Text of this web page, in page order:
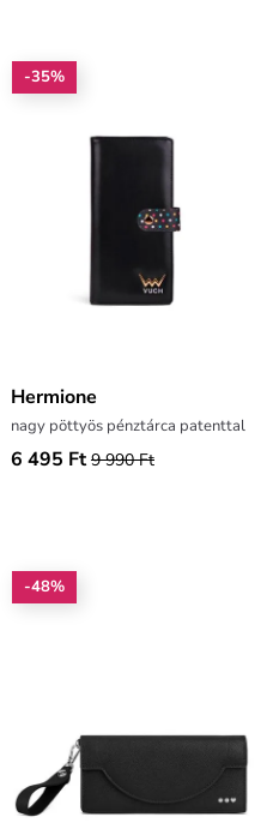
-35%
Hermione
nagy pöttyös pénztárca patenttal
6 495 Ft 9 990 Ft
-48%